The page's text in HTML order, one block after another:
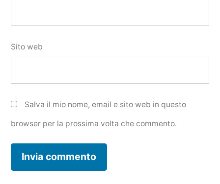
Sito web
Salva il mio nome, email e sito web in questo
browser per la prossima volta che commento.